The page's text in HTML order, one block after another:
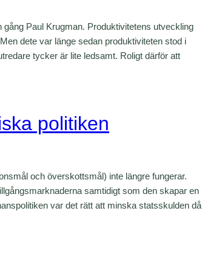
Paul Krugman. Produktivitetens utveckling
dete var länge sedan produktiviteten stod i
tycker är lite ledsamt. Roligt därför att
politiken
och överskottsmål) inte längre fungerar.
samtidigt som den skapar en
var det rätt att minska statsskulden då